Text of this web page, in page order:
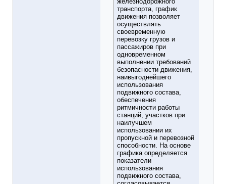
транспорта, график
движения позволяет
осуществлять
своевременную
перевозку грузов и
пассажиров при
одновременном
выполнении требований
безопасности движения,
наивыгоднейшего
использования
подвижного состава,
обеспечения
ритмичности работы
станций, участков при
наилучшем
использовании их
пропускной и перевозной
способности. На основе
графика определяется
показатели
использования
подвижного состава,